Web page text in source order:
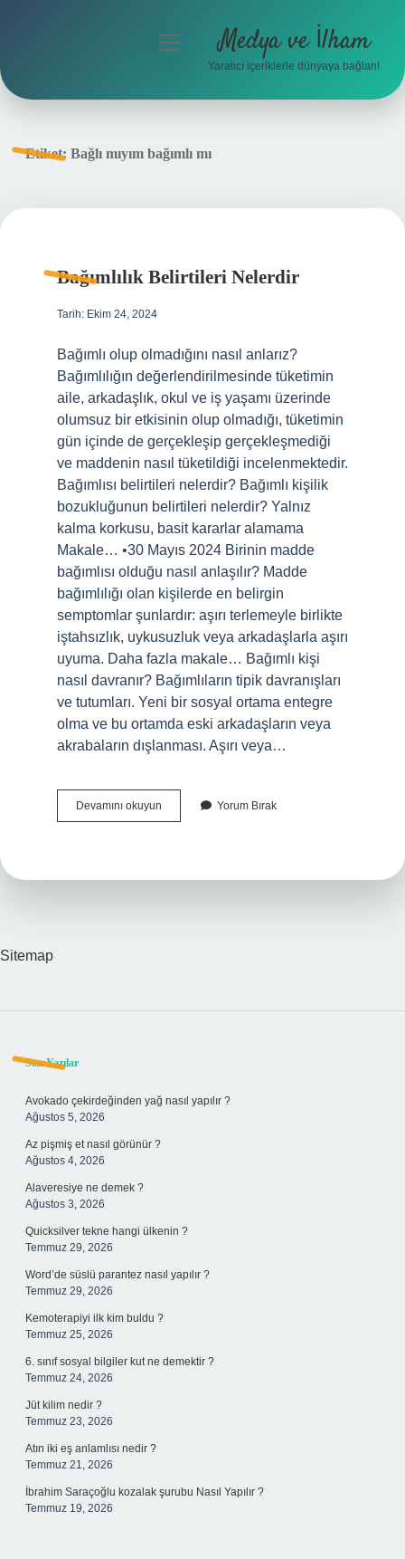
menüyü
Medya ve İlham
Yaratıcı içeriklerle dünyaya bağlan!
Etiket: Bağlı mıyım bağımlı mı
Bağımlılık Belirtileri Nelerdir
Tarih: Ekim 24, 2024
Bağımlı olup olmadığını nasıl anlarız?
Bağımlılığın değerlendirilmesinde tüketimin
aile, arkadaşlık, okul ve iş yaşamı üzerinde
olumsuz bir etkisinin olup olmadığı, tüketimin
gün içinde de gerçekleşip gerçekleşmediği
ve maddenin nasıl tüketildiği incelenmektedir.
Bağımlısı belirtileri nelerdir? Bağımlı kişilik
bozukluğunun belirtileri nelerdir? Yalnız
kalma korkusu, basit kararlar alamama
Makale… •30 Mayıs 2024 Birinin madde
bağımlısı olduğu nasıl anlaşılır? Madde
bağımlılığı olan kişilerde en belirgin
semptomlar şunlardır: aşırı terlemeyle birlikte
iştahsızlık, uykusuzluk veya arkadaşlarla aşırı
uyuma. Daha fazla makale… Bağımlı kişi
nasıl davranır? Bağımlıların tipik davranışları
ve tutumları. Yeni bir sosyal ortama entegre
olma ve bu ortamda eski arkadaşların veya
akrabaların dışlanması. Aşırı veya…
Devamını okuyun Bağımlılık
Belirtileri
Yorum Bırak
Sitemap
Sidebar
Son Yazılar
Avokado çekirdeğinden yağ nasıl yapılır ?
Ağustos 5, 2026
Az pişmiş et nasıl görünür ?
Ağustos 4, 2026
Alaveresiye ne demek ?
Ağustos 3, 2026
Quicksilver tekne hangi ülkenin ?
Temmuz 29, 2026
Word’de süslü parantez nasıl yapılır ?
Temmuz 29, 2026
Kemoterapiyi ilk kim buldu ?
Temmuz 25, 2026
6. sınıf sosyal bilgiler kut ne demektir ?
Temmuz 24, 2026
Jüt kilim nedir ?
Temmuz 23, 2026
Atın iki eş anlamlısı nedir ?
Temmuz 21, 2026
İbrahim Saraçoğlu kozalak şurubu Nasıl Yapılır ?
Temmuz 19, 2026